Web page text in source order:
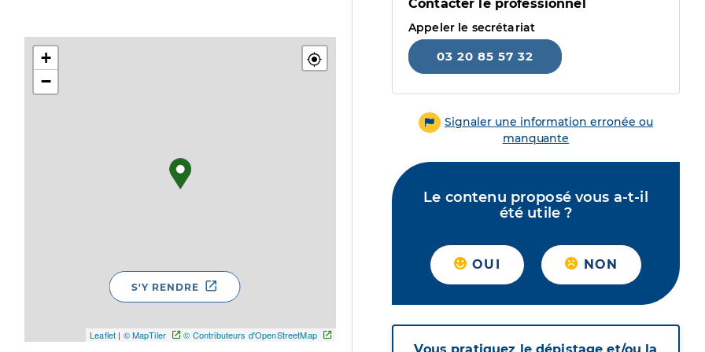
+
−
Leaflet | © MapTiler © Contributeurs d'OpenStreetMap
S'Y RENDRE
Contacter le professionnel
Appeler le secrétariat
03 20 85 57 32
Signaler une information erronée ou
manquante
Le contenu proposé vous a-t-il
été utile ?
OUI NON